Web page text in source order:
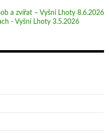
a zvířat – Vyšní Lhoty 8.6.2026
- Vyšní Lhoty 3.5.2026